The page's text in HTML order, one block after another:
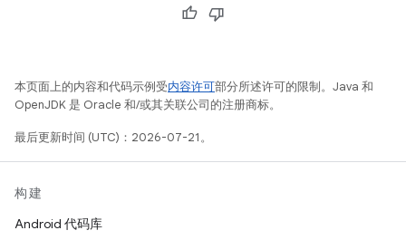
本页面上的内容和代码示例受内容许可部分所述许可的限制。Java 和
OpenJDK 是 Oracle 和/或其关联公司的注册商标。
最后更新时间 (UTC)：2026-07-21。
构建
Android 代码库